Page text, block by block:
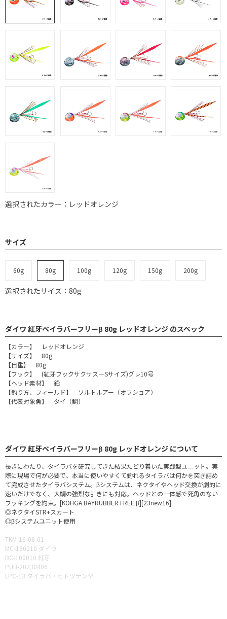
選択されたカラー：レッドオレンジ
サイズ
60g 80g 100g 120g 150g 200g
選択されたサイズ：80g
ダイワ 紅牙ベイラバーフリーβ 80g レッドオレンジ のスペック
【カラー】 レッドオレンジ
【サイズ】 80g
【自重】 80g
【フック】 (紅牙フックサクサスーSサイズ)グレ10号
【ヘッド素材】 鉛
【釣り方、フィールド】 ソルトルアー（オフショア）
【代表対象魚】 タイ（鯛）
ダイワ 紅牙ベイラバーフリーβ 80g レッドオレンジ について
長きにわたり、タイラバを研究してきた結果たどり着いた実践型ユニット。実
際に現場で何が必要で、本当に使いやすくて釣れるタイラバは何かを突き詰め
て完成させたタイラバシステム。βシステムは、ネクタイやヘッド交換が劇的に
速いだけでなく、大鯛の強烈な引きにも対応。ヘッドとの一体感で死角のない
フッキングを約束。[KOHGA BAYRUBBER FREE β][23new16]
◎ネクタイSTR+スカート
◎βシステムユニット使用
TKM-16-08-01
MC-160210 ダイワ
BC-100010 紅牙
PUB-20230406
LPC-13 タイラバ・ヒトツテンヤ